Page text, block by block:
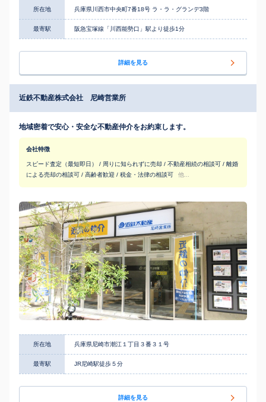
所在地 兵庫県川西市中央町7番18号 ラ・ラ・グランデ3階
最寄駅 阪急宝塚線「川西能勢口」駅より徒歩1分
詳細を見る
近鉄不動産株式会社 尼崎営業所
地域密着で安心・安全な不動産仲介をお約束します。
会社特徴
スピード査定（最短即日） / 周りに知られずに売却 / 不動産相続の相談可 / 離婚
による売却の相談可 / 高齢者歓迎 / 税金・法律の相談可
他...
所在地 兵庫県尼崎市潮江１丁目３番３１号
最寄駅 JR尼崎駅徒歩５分
詳細を見る